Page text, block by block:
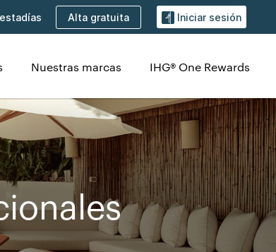
Alta gratuita Iniciar sesión
Nuestras marcas IHG® One Rewards